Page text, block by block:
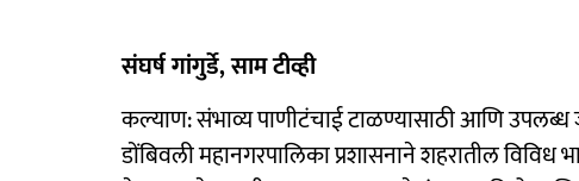
संघर्ष गांगुर्डे, साम टीव्ही
कल्याण: संभाव्य पाणीटंचाई टाळण्यासाठी आणि
डोंबिवली महानगरपालिका प्रशासनाने शहरातील विविध